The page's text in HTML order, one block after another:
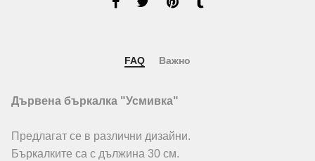
FAQ Важно
Дървена бъркалка "Усмивка"
Предлагат се в различни дизайни.
Бъркалките са с дължина 30 см.